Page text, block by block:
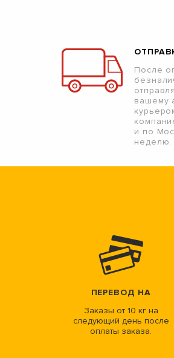
После
вашему
и по
неделю.
ПЕРЕВОД НА
Заказы от 10 кг на
следующий день после
оплаты заказа.